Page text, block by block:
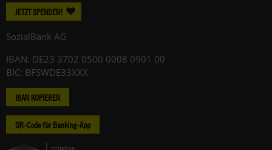
JETZT SPENDEN!
SozialBank AG
IBAN: DE23 3702 0500 0008 0901 00
BIC: BFSWDE33XXX
IBAN KOPIEREN
QR-Code für Banking-App